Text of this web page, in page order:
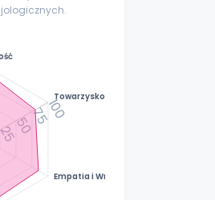
Towarzyskość
Empatia i Wrażliwość
5075100